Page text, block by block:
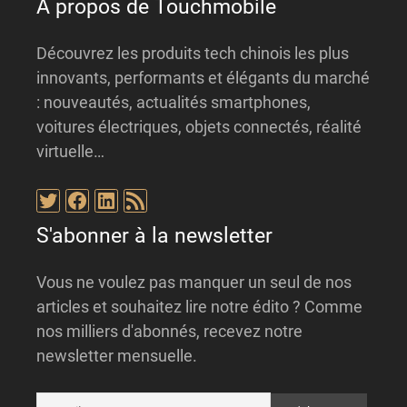
À propos de Touchmobile
Découvrez les produits tech chinois les plus
innovants, performants et élégants du marché
: nouveautés, actualités smartphones,
voitures électriques, objets connectés, réalité
virtuelle…
Twitter
Facebook
LinkedIn
Flux RSS
S'abonner à la newsletter
Vous ne voulez pas manquer un seul de nos
articles et souhaitez lire notre édito ? Comme
nos milliers d'abonnés, recevez notre
newsletter mensuelle.